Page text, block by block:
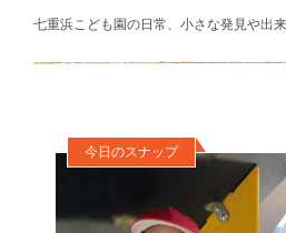
七重浜こども園の日常、小さな発見や出
今日のスナップ